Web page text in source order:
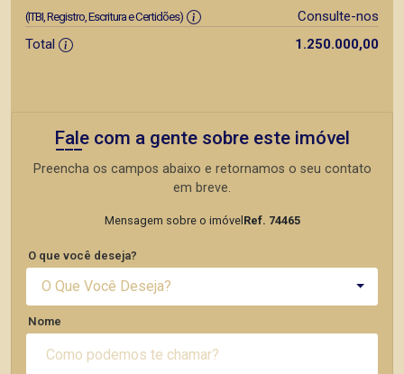
(ITBI, Registro, Escritura e Certidões)
Consulte-nos
Total
1.250.000,00
Fale com a gente sobre este imóvel
Preencha os campos abaixo e retornamos o seu contato
em breve.
Mensagem sobre o imóvel Ref. 74465
O que você deseja?
O Que Você Deseja?
Nome